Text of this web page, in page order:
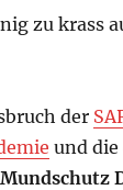
zu krass
der
und die
Mundschutz